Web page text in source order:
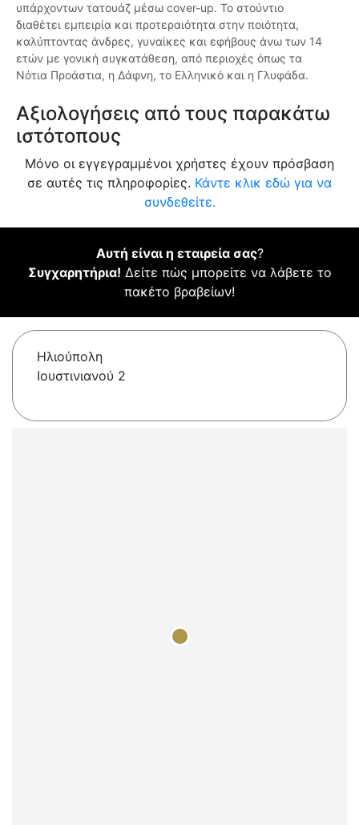
υπάρχοντων τατουάζ μέσω cover-up. Το στούντιο
διαθέτει εμπειρία και προτεραιότητα στην ποιότητα,
καλύπτοντας άνδρες, γυναίκες και εφήβους άνω των 14
ετών με γονική συγκατάθεση, από περιοχές όπως τα
Νότια Προάστια, η Δάφνη, το Ελληνικό και η Γλυφάδα.
Αξιολογήσεις από τους παρακάτω
ιστότοπους
Μόνο οι εγγεγραμμένοι χρήστες έχουν πρόσβαση
σε αυτές τις πληροφορίες. Κάντε κλικ εδώ για να
συνδεθείτε.
Αυτή είναι η εταιρεία σας?
Συγχαρητήρια! Δείτε πώς μπορείτε να λάβετε το
πακέτο βραβείων!
Ηλιούπολη
Ιουστινιανού 2